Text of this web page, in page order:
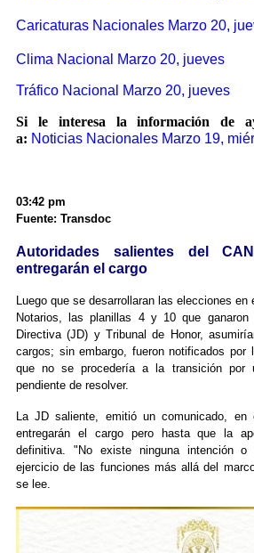
Caricaturas Nacionales Marzo 20,
Clima Nacional Marzo 20, jueves
Tráfico Nacional Marzo 20, jueves
Si le interesa la información de
a: Noticias Nacionales Marzo 19,
03:42 pm
Fuente: Transdoc
Autoridades salientes del
entregarán el cargo
Luego que se desarrollaran las elecciones en
Notarios, las planillas 4 y 10 que
Directiva (JD) y Tribunal de Honor,
cargos; sin embargo, fueron notificados por
que no se procedería a la transición por
pendiente de resolver.
La JD saliente, emitió un comunicado,
entregarán el cargo pero hasta que la
definitiva. "No existe ninguna intención o
ejercicio de las funciones más allá del
se lee.